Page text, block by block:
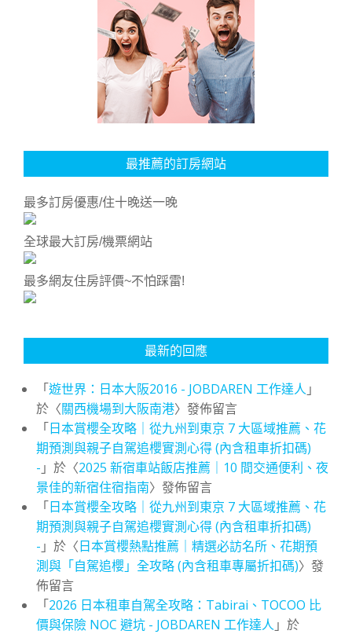
最推薦的訂房網站
最多訂房優惠/住十晚送一晚
全球最大訂房/機票網站
最多網友住房評價~不怕踩雷!
最新的回應
「遊世界：日本大阪2016 - JOBDAREN 工作達人 」
於〈關西機場到大阪南港〉發佈留言
「日本賞櫻全攻略｜從九州到東京 7 大區域推薦、花
期預測與親子自駕追櫻實測心得 (內含租車折扣碼)
- 」於〈2025 新宿車站飯店推薦｜10 間交通便利、夜
景佳的新宿住宿指南〉發佈留言
「日本賞櫻全攻略｜從九州到東京 7 大區域推薦、花
期預測與親子自駕追櫻實測心得 (內含租車折扣碼)
- 」於〈日本賞櫻熱點推薦｜精選必訪名所、花期預
測與「自駕追櫻」全攻略 (內含租車專屬折扣碼)〉發
佈留言
「2026 日本租車自駕全攻略：Tabirai、TOCOO 比
價與保險 NOC 避坑 - JOBDAREN 工作達人 」於